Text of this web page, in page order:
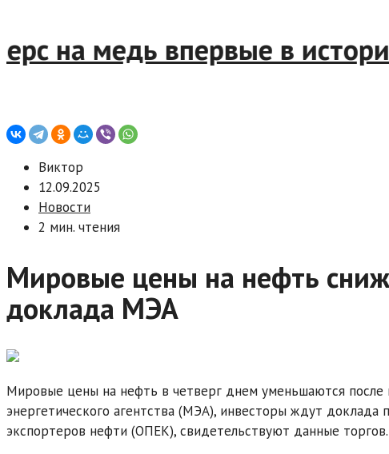
на медь впервые в
Виктор
12.09.2025
Новости
2 мин. чтения
Мировые цены на нефть
доклада МЭА
Мировые цены на нефть в четверг днем уменьшаются
энергетического агентства (МЭА), инвесторы ждут доклада
экспортеров нефти (ОПЕК), свидетельствуют данные торгов.